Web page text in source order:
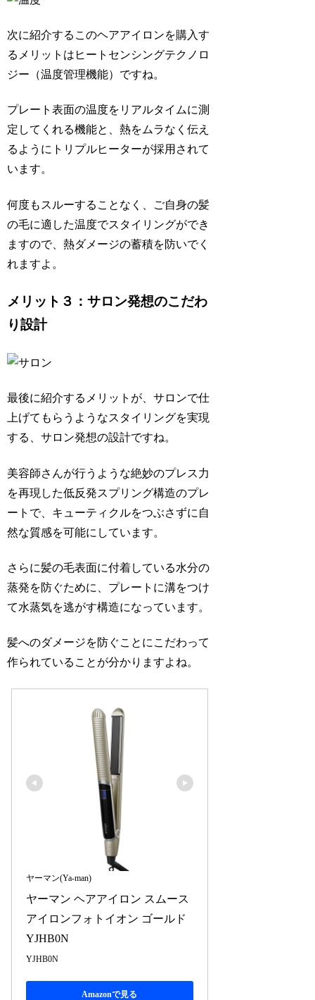
次に紹介するこのヘアアイロンを購入す
るメリットはヒートセンシングテクノロ
ジー（温度管理機能）ですね。
プレート表面の温度をリアルタイムに測
定してくれる機能と、熱をムラなく伝え
るようにトリプルヒーターが採用されて
います。
何度もスルーすることなく、ご自身の髪
の毛に適した温度でスタイリングができ
ますので、熱ダメージの蓄積を防いでく
れますよ。
メリット３：サロン発想のこだわ
り設計
最後に紹介するメリットが、サロンで仕
上げてもらうようなスタイリングを実現
する、サロン発想の設計ですね。
美容師さんが行うような絶妙のプレス力
を再現した低反発スプリング構造のプレ
ートで、キューティクルをつぶさずに自
然な質感を可能にしています。
さらに髪の毛表面に付着している水分の
蒸発を防ぐために、プレートに溝をつけ
て水蒸気を逃がす構造になっています。
髪へのダメージを防ぐことにこだわって
作られていることが分かりますよね。
ヤーマン(Ya-man)
ヤーマン ヘアアイロン スムース
アイロンフォトイオン ゴールド
YJHB0N
YJHB0N
Amazonで見る